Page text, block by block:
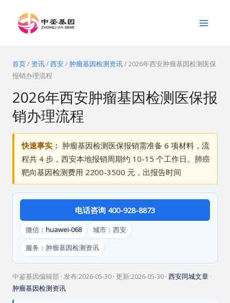
Menu
首页/ 资讯/西安/ 肿瘤基因检测资讯/2026年西安肿瘤基因检测医保
报销办理流程
2026年西安肿瘤基因检测医保报
销办理流程
快速事实： 肿瘤基因检测医保报销需准备 6 项材料，流
程共 4 步，西安本地报销周期约 10-15 个工作日。肺癌
靶向基因检测费用 2200-3500 元，出报告时间
电话咨询 400-928-8873
微信： huawei-068
城市：西安
服务：肿瘤基因检测资讯
中鉴基因编辑部 · 发布:2026-05-30· 更新:2026-05-30· 西安同城文章·
肿瘤基因检测资讯